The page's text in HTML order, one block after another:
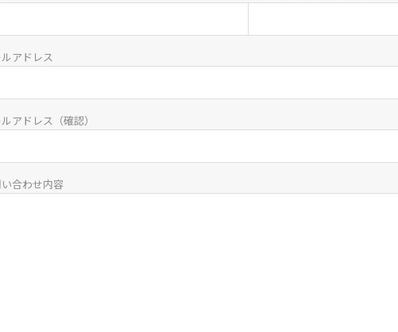
ルアドレス
アドレス（確認）
合わせ内容